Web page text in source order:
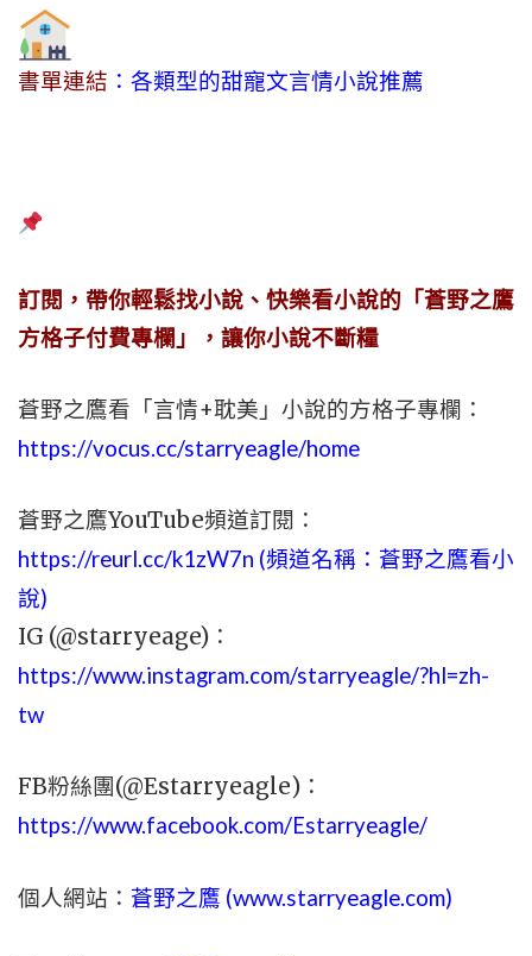
書單連結 ：各類型的甜寵文言情小說推薦
訂閱，帶你輕鬆找小說、快樂看小說的「蒼野之鷹
方格子付費專欄」，讓你小說不斷糧
蒼野之鷹看「言情+耽美」小說的方格子專欄：
https://vocus.cc/starryeagle/home
蒼野之鷹YouTube頻道訂閱：
https://reurl.cc/k1zW7n (頻道名稱：蒼野之鷹看小
說)
IG (@starryeage)：
https://www.instagram.com/starryeagle/?hl=zh-
tw
FB粉絲團(@Estarryeagle)：
https://www.facebook.com/Estarryeagle/
個人網站： 蒼野之鷹 (www.starryeagle.com)